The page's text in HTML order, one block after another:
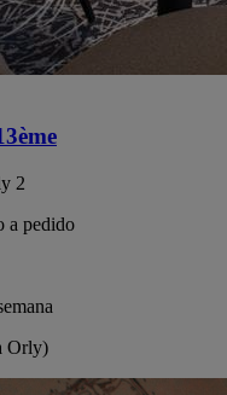
2
a pedido
Orly)